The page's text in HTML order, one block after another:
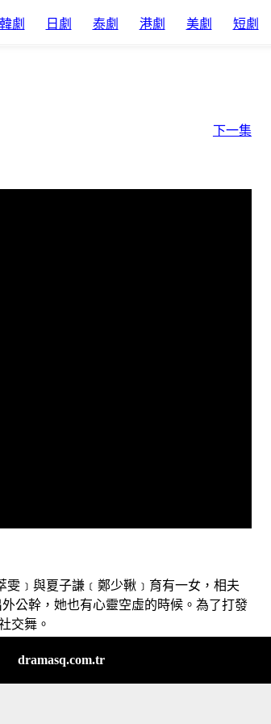
韓劇 日劇 泰劇 港劇 美劇 短劇
下一集
雯﹞與夏子謙﹝鄭少鞦﹞育有一女，相夫
公幹，她也有心靈空虛的時候。為了打發
交舞。
dramasq.com.tr